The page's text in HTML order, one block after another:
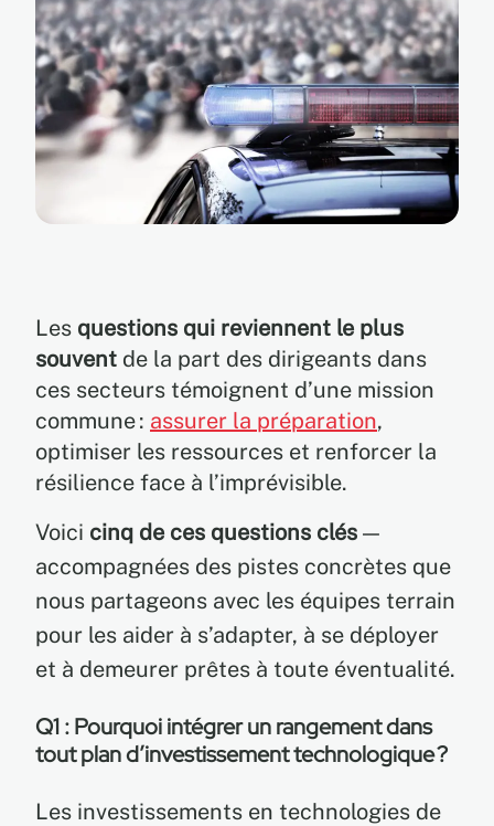
Les questions qui reviennent le plus
souvent de la part des dirigeants dans
ces secteurs témoignent d’une mission
commune : assurer la préparation,
optimiser les ressources et renforcer la
résilience face à l’imprévisible.
Voici cinq de ces questions clés —
accompagnées des pistes concrètes que
nous partageons avec les équipes terrain
pour les aider à s’adapter, à se déployer
et à demeurer prêtes à toute éventualité.
Q1 : Pourquoi intégrer un rangement dans
tout plan d’investissement technologique ?
Les investissements en technologies de